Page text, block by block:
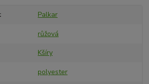
Palkar
růžová
Kšíry
polyester